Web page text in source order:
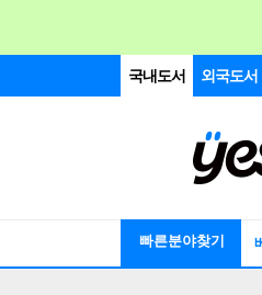
국내도서 외국도서
빠른분야찾기